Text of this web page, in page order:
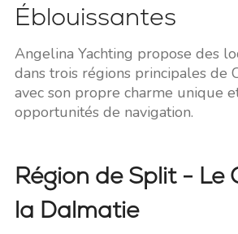
Éblouissantes
Angelina Yachting propose des
dans trois régions principales de
avec son propre charme unique
opportunités de navigation.
Région de Split -
la Dalmatie